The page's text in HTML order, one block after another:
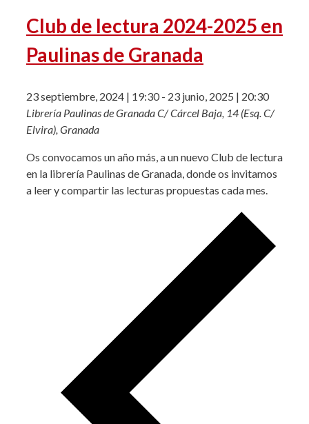
Club de lectura 2024-2025 en
Paulinas de Granada
23 septiembre, 2024 | 19:30- 23 junio, 2025 | 20:30
Librería Paulinas de GranadaC/ Cárcel Baja, 14 (Esq. C/
Elvira), Granada
Os convocamos un año más, a un nuevo Club de lectura
en la librería Paulinas de Granada, donde os invitamos
a leer y compartir las lecturas propuestas cada mes.